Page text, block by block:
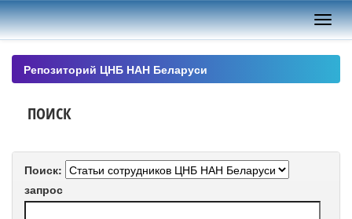
Skip
navigation
Репозиторий ЦНБ НАН Беларуси
ПОИСК
Поиск:
запрос